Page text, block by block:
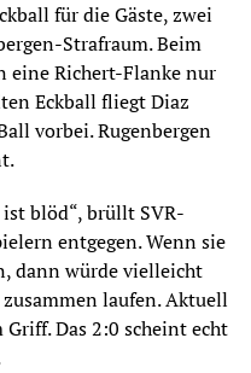
für die Gäste, zwei
Strafraum. Beim
eine Richert-Flanke nur
Eckball fliegt Diaz
vorbei. Rugenbergen
blöd“, brüllt SVR-
entgegen. Wenn sie
dann würde vielleicht
laufen. Aktuell
Das 2:0 scheint echt